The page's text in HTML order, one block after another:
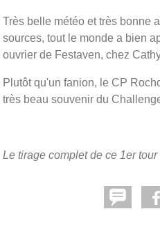
Très belle météo et très bonne
sources, tout le monde a bien
ouvrier de Festaven, chez
Plutôt qu'un fanion, le CP
très beau souvenir du
Le tirage complet de ce 1er